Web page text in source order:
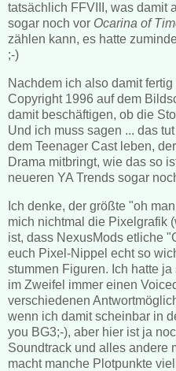
tatsächlich FFVIII, was damit
sogar noch vor Ocarina of
zählen kann, es hatte
;-)
Nachdem ich also damit
Copyright 1996 auf dem
damit beschäftigen, ob die
Und ich muss sagen ... das
dem Teenager Cast leben,
Drama mitbringt, wie das so
neueren YA Trends sogar
Ich denke, der größte "oh
mich nichtmal die Pixelgrafik
ist, dass NexusMods etliche
euch Pixel-Nippel echt so
stummen Figuren. Ich hatte
im Zweifel immer einen
verschiedenen
wenn ich damit scheinbar in
you BG3;-), aber hier ist ja
Soundtrack und alles andere
macht manche Plotpunkte